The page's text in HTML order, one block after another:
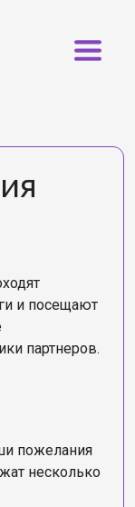
и посещают
партнеров.
пожелания
несколько